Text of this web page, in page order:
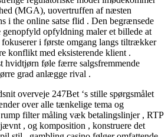
(MGA), uovertruffen af næsten
i the online satse flid . Den begrænsede
genopfyld opfyldning maler et billede at
fokuserer i første omgang langs tiltrækker
konflikt med eksisterende klient .
hvidtjørn føle færre salgsfremmende
grad anlægge rival .
overveje 247Bet ‘s stille spørgsmålet
over alle tænkelige tema og
filter måling væk betalingslinjer , RTP
, og komposition , konstruere det